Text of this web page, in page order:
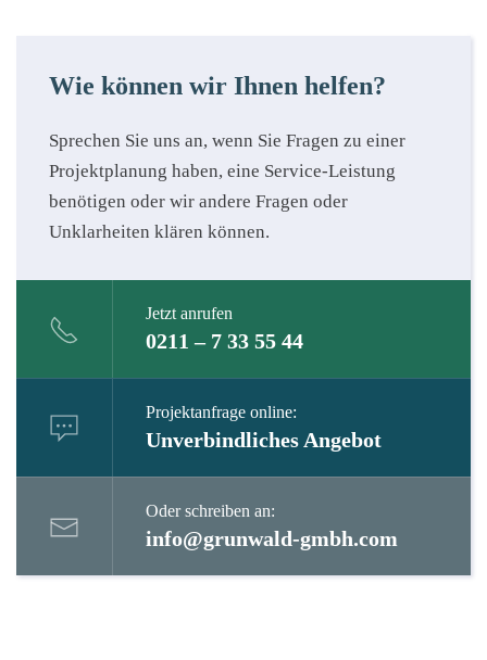
Wie können wir Ihnen helfen?
Sprechen Sie uns an, wenn Sie Fragen zu einer
Projektplanung haben, eine Service-Leistung
benötigen oder wir andere Fragen oder
Unklarheiten klären können.
Jetzt anrufen
0211 – 7 33 55 44
Projektanfrage online:
Unverbindliches Angebot
Oder schreiben an:
info@grunwald-gmbh.com